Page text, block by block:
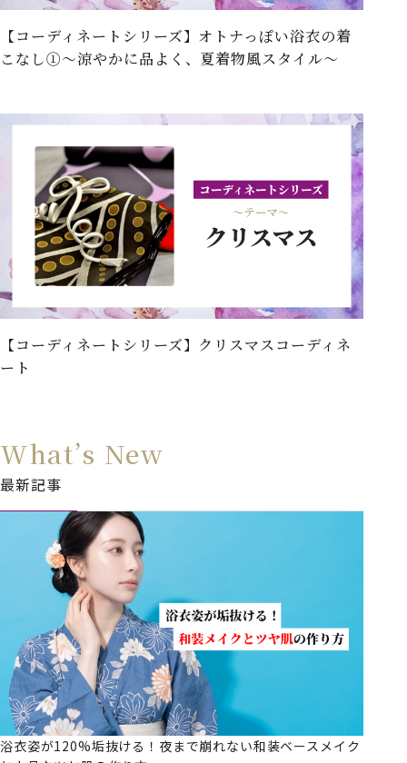
【コーディネートシリーズ】オトナっぽい浴衣の着
こなし①～涼やかに品よく、夏着物風スタイル～
【コーディネートシリーズ】クリスマスコーディネ
ート
What’s New
最新記事
浴衣姿が120%垢抜ける！夜まで崩れない和装ベースメイク